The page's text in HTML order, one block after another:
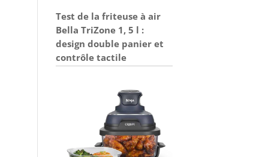
Test de la friteuse à air
Bella TriZone 1, 5 l :
design double panier et
contrôle tactile